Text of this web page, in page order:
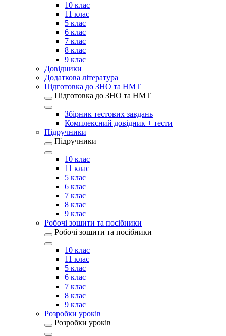
10 клас
11 клас
5 клас
6 клас
7 клас
8 клас
9 клас
Довідники
Додаткова література
Підготовка до ЗНО та НМТ
Підготовка до ЗНО та НМТ
Збірник тестових завдань
Комплексний довідник + тести
Підручники
Підручники
10 клас
11 клас
5 клас
6 клас
7 клас
8 клас
9 клас
Робочі зошити та посібники
Робочі зошити та посібники
10 клас
11 клас
5 клас
6 клас
7 клас
8 клас
9 клас
Розробки уроків
Розробки уроків